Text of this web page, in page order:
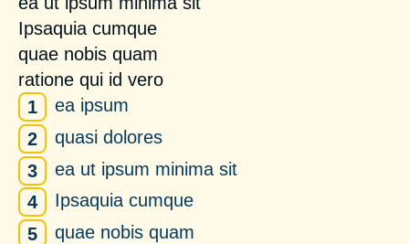
Ipsaquia cumque
quae nobis quam
ratione qui id vero
ea ipsum
quasi dolores
ea ut ipsum minima sit
Ipsaquia cumque
quae nobis quam